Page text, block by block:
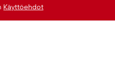
Käyttöehdot